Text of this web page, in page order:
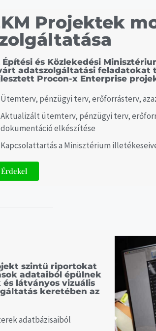
Projektek
Építési és Közlekedési
adatszolgáltatási feladatokat
Procon-x Enterprise
Ütemterv, pénzügyi terv, erőforrásterv,
Aktualizált ütemterv, pénzügyi terv,
dokumentáció elkészítése
Kapcsolattartás a Minisztérium
Érdekel
szintű riportokat
adataiból épülnek
látványos vizuális
keretében az
adatbázisaiból